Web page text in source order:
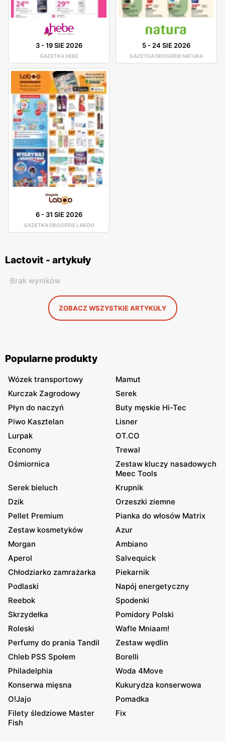
3-19 SIE 2026
GAZETKA HEBE
5-24 SIE 2026
GAZETKA DROGERIE NATURA
6- 31 SIE 2026
GAZETKA DROGERIE LABOO
Lactovit - artykuły
Brak wyników
ZOBACZ WSZYSTKIE ARTYKUŁY
Popularne produkty
Wózek transportowy
Mamut
Kurczak Zagrodowy
Serek
Płyn do naczyń
Buty męskie Hi-Tec
Piwo Kasztelan
Lisner
Lurpak
OT.CO
Economy
Trewal
Ośmiornica
Zestaw kluczy nasadowych
Meec Tools
Serek bieluch
Krupnik
Dzik
Orzeszki ziemne
Pellet Premium
Pianka do włosów Matrix
Zestaw kosmetyków
Azur
Morgan
Ambiano
Aperol
Salvequick
Chłodziarko zamrażarka
Piekarnik
Podlaski
Napój energetyczny
Reebok
Spodenki
Skrzydełka
Pomidory Polski
Roleski
Wafle Mniaam!
Perfumy do prania Tandil
Zestaw wędlin
Chleb PSS Społem
Borelli
Philadelphia
Woda 4Move
Konserwa mięsna
Kukurydza konserwowa
O!Jajo
Pomadka
Filety śledziowe Master
Fish
Fix